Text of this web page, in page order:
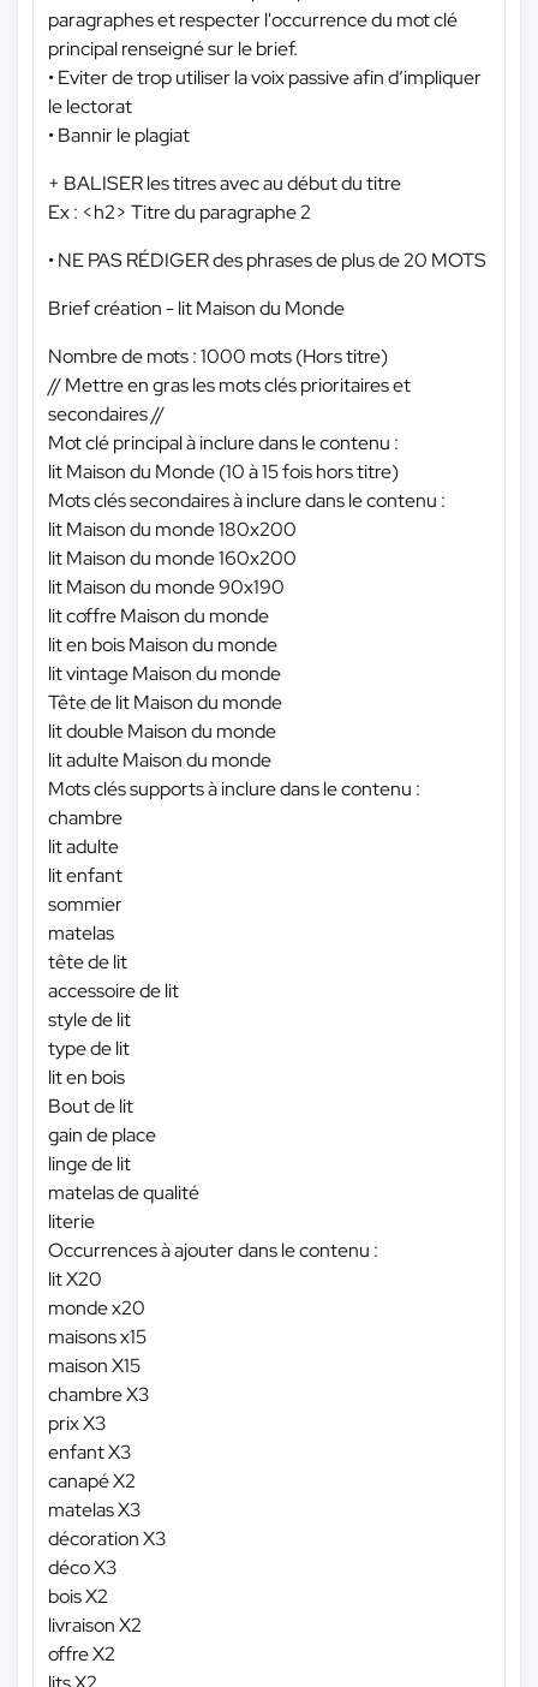
paragraphes et respecter l'occurrence du mot clé
principal renseigné sur le brief.
• Eviter de trop utiliser la voix passive afin d’impliquer
le lectorat
• Bannir le plagiat
+ BALISER les titres avec au début du titre
Ex : <h2> Titre du paragraphe 2
• NE PAS RÉDIGER des phrases de plus de 20 MOTS
Brief création - lit Maison du Monde
Nombre de mots : 1000 mots (Hors titre)
// Mettre en gras les mots clés prioritaires et
secondaires //
Mot clé principal à inclure dans le contenu :
lit Maison du Monde (10 à 15 fois hors titre)
Mots clés secondaires à inclure dans le contenu :
lit Maison du monde 180x200
lit Maison du monde 160x200
lit Maison du monde 90x190
lit coffre Maison du monde
lit en bois Maison du monde
lit vintage Maison du monde
Tête de lit Maison du monde
lit double Maison du monde
lit adulte Maison du monde
Mots clés supports à inclure dans le contenu :
chambre
lit adulte
lit enfant
sommier
matelas
tête de lit
accessoire de lit
style de lit
type de lit
lit en bois
Bout de lit
gain de place
linge de lit
matelas de qualité
literie
Occurrences à ajouter dans le contenu :
lit X20
monde x20
maisons x15
maison X15
chambre X3
prix X3
enfant X3
canapé X2
matelas X3
décoration X3
déco X3
bois X2
livraison X2
offre X2